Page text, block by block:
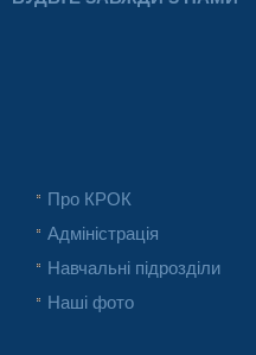
Про КРОК
Адміністрація
Навчальні підрозділи
Наші фото